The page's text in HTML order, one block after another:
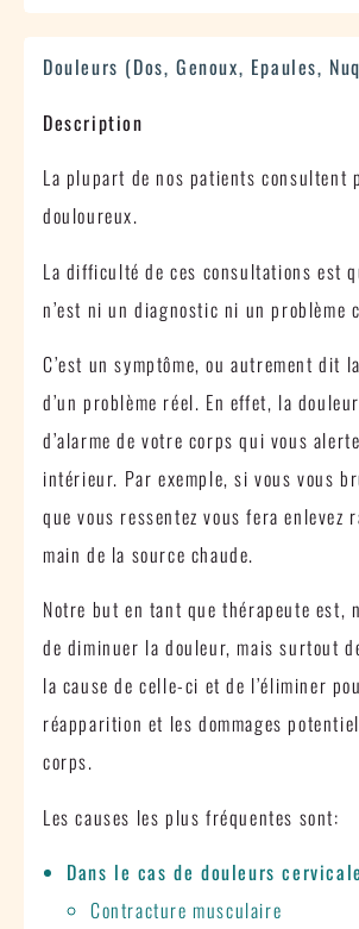
Douleurs (Dos, Genoux, Epaules,
Description
La plupart de nos patients consultent
douloureux.
La difficulté de ces consultations est
n’est ni un diagnostic ni un problème
C’est un symptôme, ou autrement dit
d’un problème réel. En effet, la
d’alarme de votre corps qui vous
intérieur. Par exemple, si vous vous
que vous ressentez vous fera enlevez
main de la source chaude.
Notre but en tant que thérapeute est,
de diminuer la douleur, mais surtout
la cause de celle-ci et de l’éliminer
réapparition et les dommages
corps.
Les causes les plus fréquentes sont:
Dans le cas de douleurs
Contracture musculaire